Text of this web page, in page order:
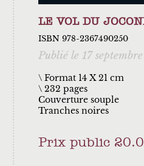
LE VOL DU
ISBN 978-2367490250
Publié le 17
\ Format 14 X 21 cm
232 pages
Couverture souple
Tranches noires
Prix public